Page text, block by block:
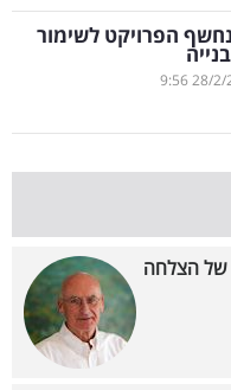
הפרויקט לשימור
28/2/
9:56
של הצלחה